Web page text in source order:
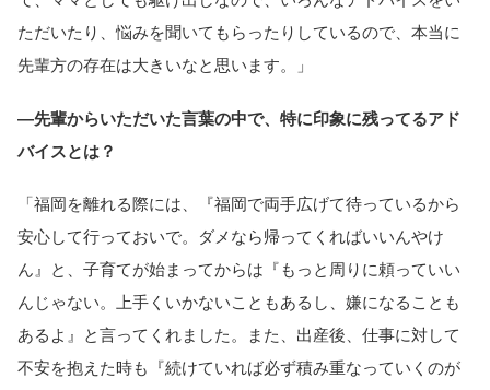
ただいたり、悩みを聞いてもらったりしているので、本当に
先輩方の存在は大きいなと思います。」
―先輩からいただいた言葉の中で、特に印象に残ってるアド
バイスとは？
「福岡を離れる際には、『福岡で両手広げて待っているから
安心して行っておいで。ダメなら帰ってくればいいんやけ
ん』と、子育てが始まってからは『もっと周りに頼っていい
んじゃない。上手くいかないこともあるし、嫌になることも
あるよ』と言ってくれました。また、出産後、仕事に対して
不安を抱えた時も『続けていれば必ず積み重なっていくのが